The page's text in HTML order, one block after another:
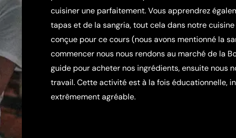
cuisiner une parfaitement. Vous apprendrez
tapas et de la sangria, tout cela dans notre
conçue pour ce cours (nous avons mentionné la
commencer nous nous rendons au marché de la
guide pour acheter nos ingrédients, ensuite nous
travail. Cette activité est à la fois éducationnelle,
extrêmement agréable.